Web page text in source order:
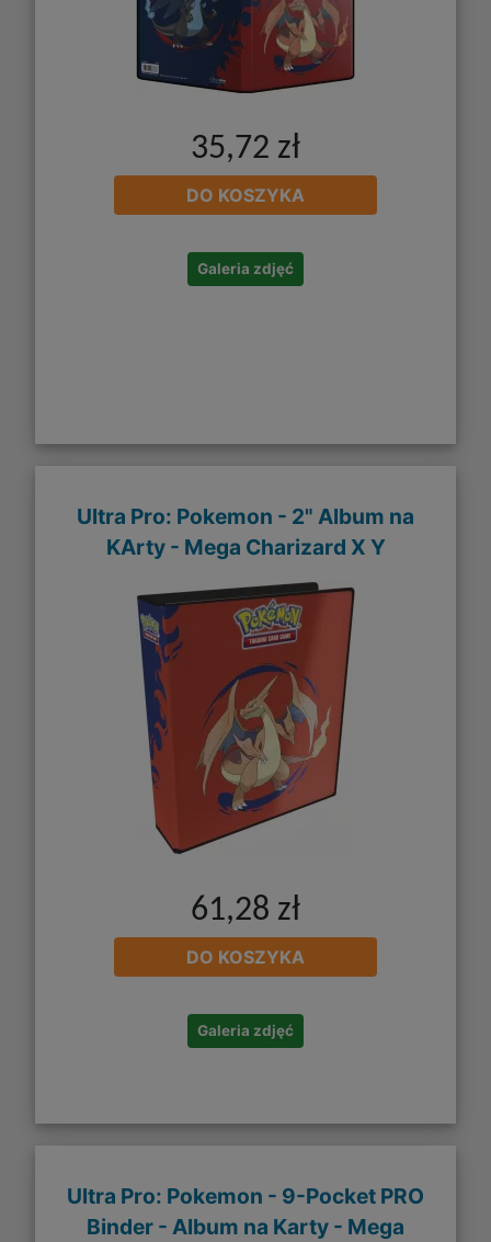
35,72 zł
DO KOSZYKA
Galeria zdjęć
Ultra Pro: Pokemon - 2" Album na
KArty - Mega Charizard X Y
61,28 zł
DO KOSZYKA
Galeria zdjęć
Ultra Pro: Pokemon - 9-Pocket PRO
Binder - Album na Karty - Mega